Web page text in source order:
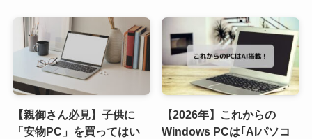
【親御さん必見】子供に
「安物PC」を買ってはい
【2026年】これからの
Windows PCは｢AIパソコ